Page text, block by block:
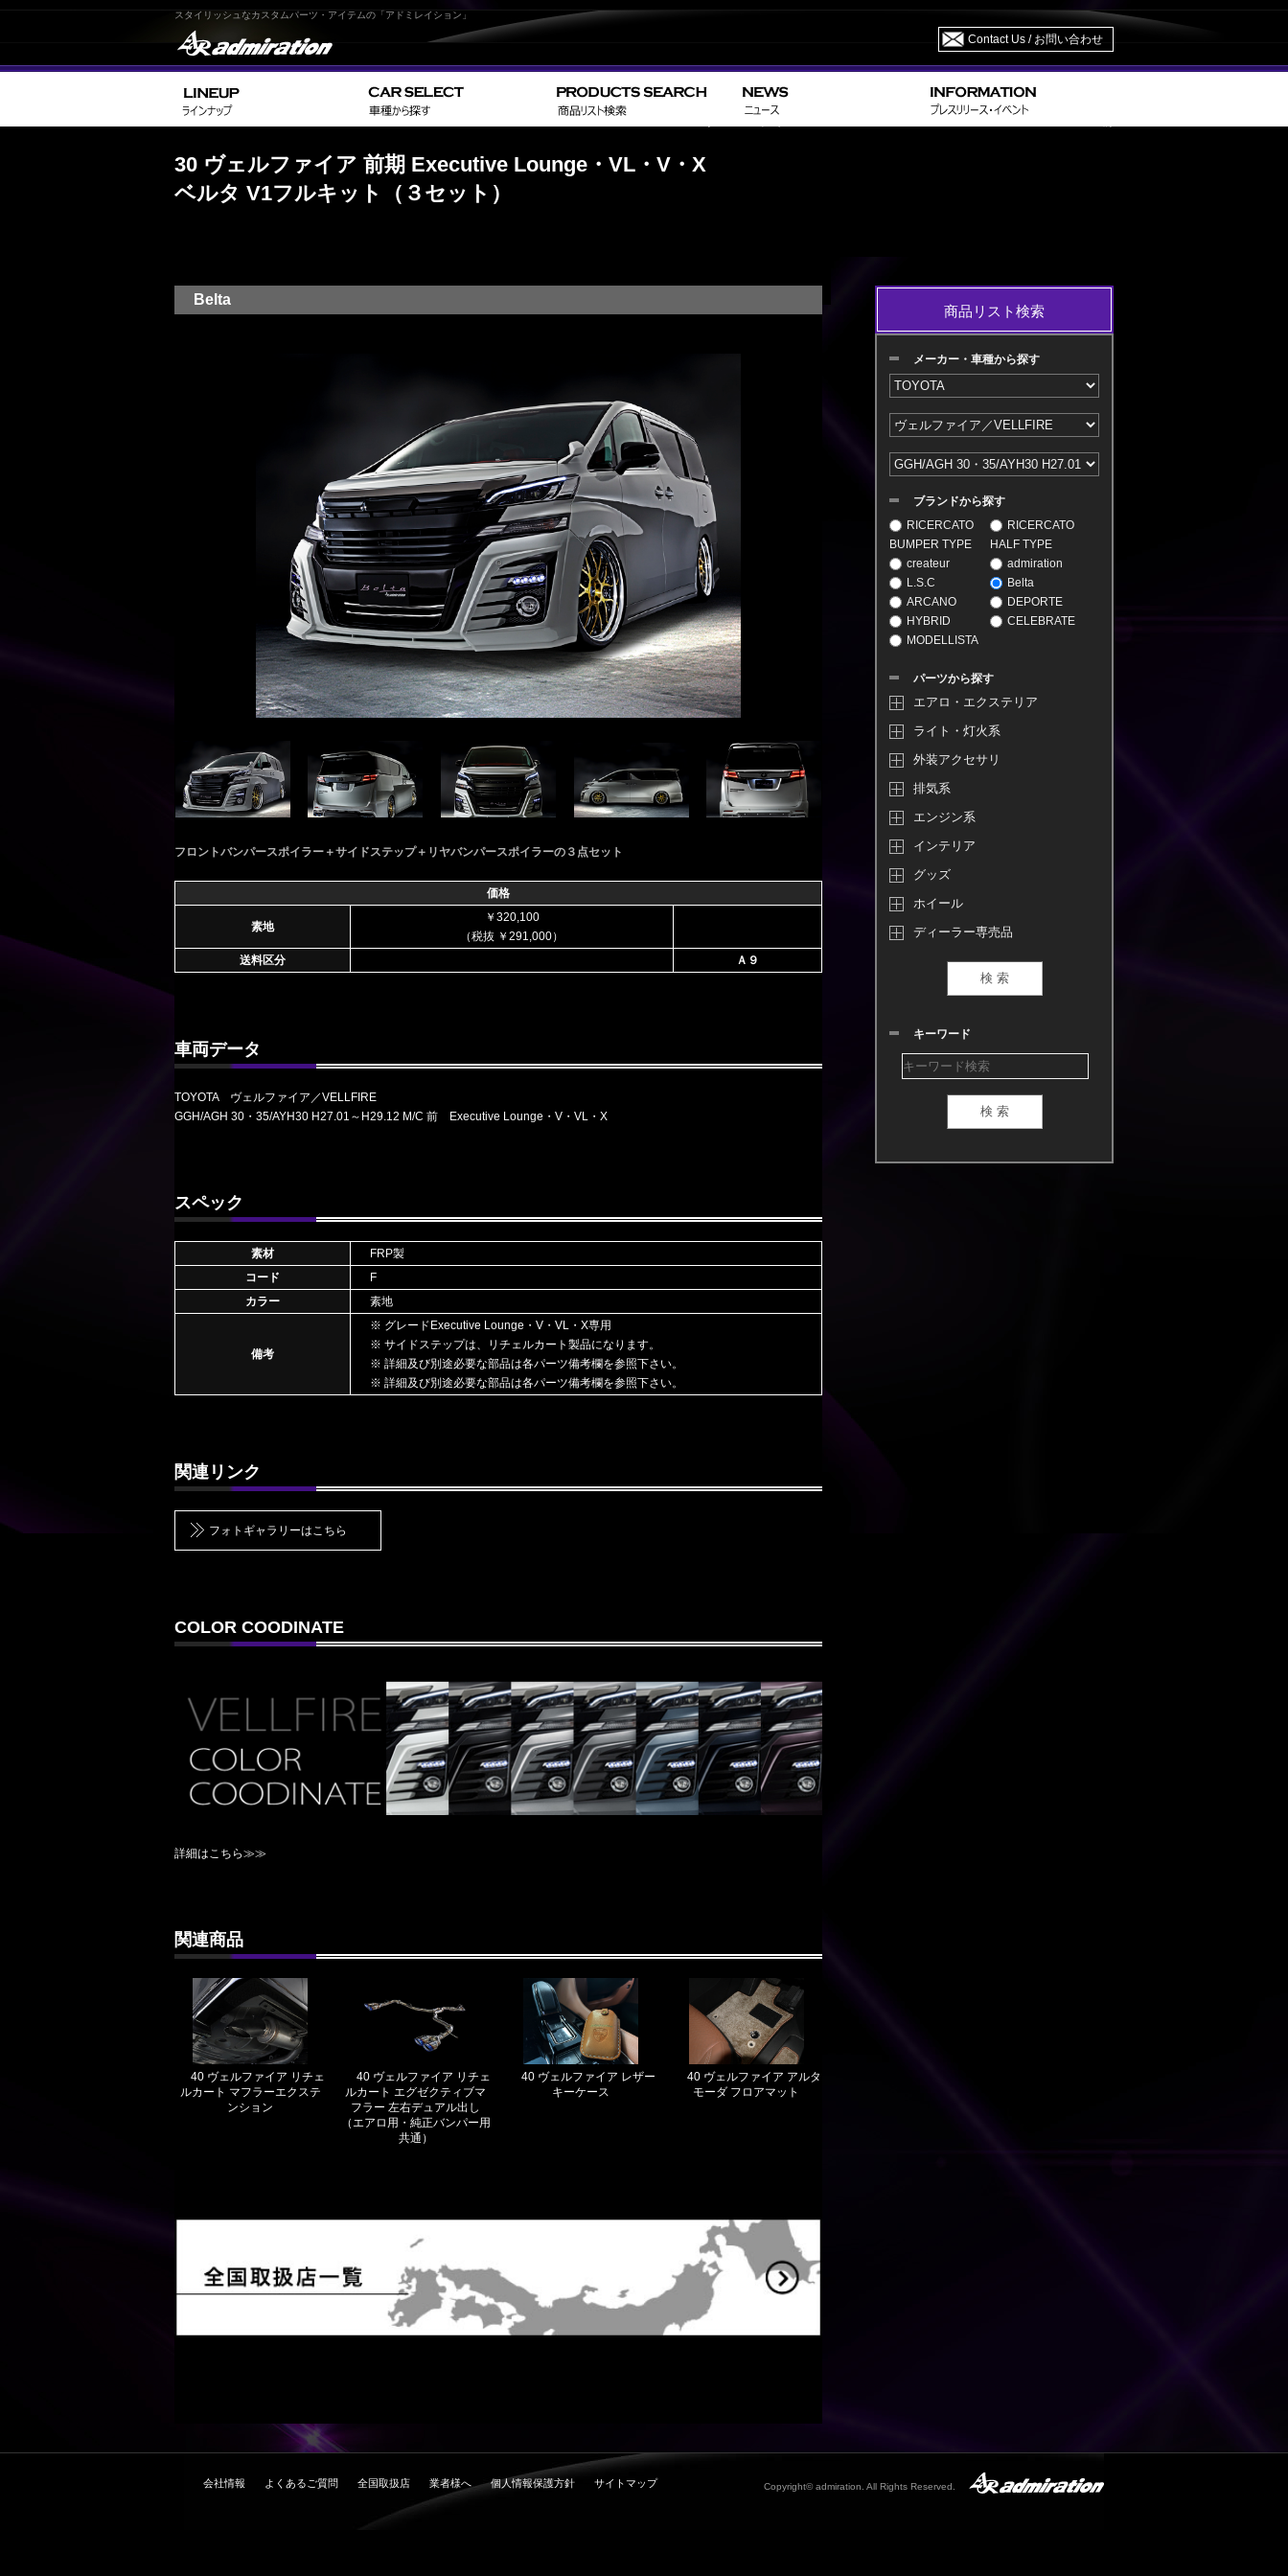
スタイリッシュなカスタムパーツ・アイテムの「アドミレイション」
Contact Us / お問い合わせ
30 ヴェルファイア 前期 Executive Lounge・VL・V・X
ベルタ V1フルキット（３セット）
Belta
フロントバンパースポイラー＋サイドステップ＋リヤバンパースポイラーの３点セット
価格
素地
￥320,100
（税抜 ￥291,000）
送料区分
Ａ９
車両データ
TOYOTA ヴェルファイア／VELLFIRE
GGH/AGH 30・35/AYH30 H27.01～H29.12 M/C 前 Executive Lounge・V・VL・X
スペック
素材
FRP製
コード
F
カラー
素地
備考
※ グレードExecutive Lounge・V・VL・X専用
※ サイドステップは、リチェルカート製品になります。
※ 詳細及び別途必要な部品は各パーツ備考欄を参照下さい。
※ 詳細及び別途必要な部品は各パーツ備考欄を参照下さい。
関連リンク
フォトギャラリーはこちら
COLOR COODINATE
詳細はこちら≫≫
関連商品
40 ヴェルファイア リチェ
ルカート マフラーエクステ
ンション
40 ヴェルファイア リチェ
ルカート エグゼクティブマ
フラー 左右デュアル出し
（エアロ用・純正バンパー用
共通）
40 ヴェルファイア レザー
キーケース
40 ヴェルファイア アルタ
モーダ フロアマット
商品リスト検索
メーカー・車種から探す
ブランドから探す
RICERCATO
BUMPER TYPE
RICERCATO
HALF TYPE
createur
admiration
L.S.C
Belta
ARCANO
DEPORTE
HYBRID
CELEBRATE
MODELLISTA
パーツから探す
エアロ・エクステリア
ライト・灯火系
外装アクセサリ
排気系
エンジン系
インテリア
グッズ
ホイール
ディーラー専売品
キーワード
会社情報 よくあるご質問 全国取扱店 業者様へ 個人情報保護方針 サイトマップ Copyright© admiration. All Rights Reserved.